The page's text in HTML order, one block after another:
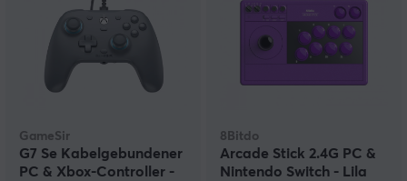
GameSir
G7 Se Kabelgebundener
PC & Xbox-Controller -
8Bitdo
Arcade Stick 2.4G PC &
Nintendo Switch - Lila